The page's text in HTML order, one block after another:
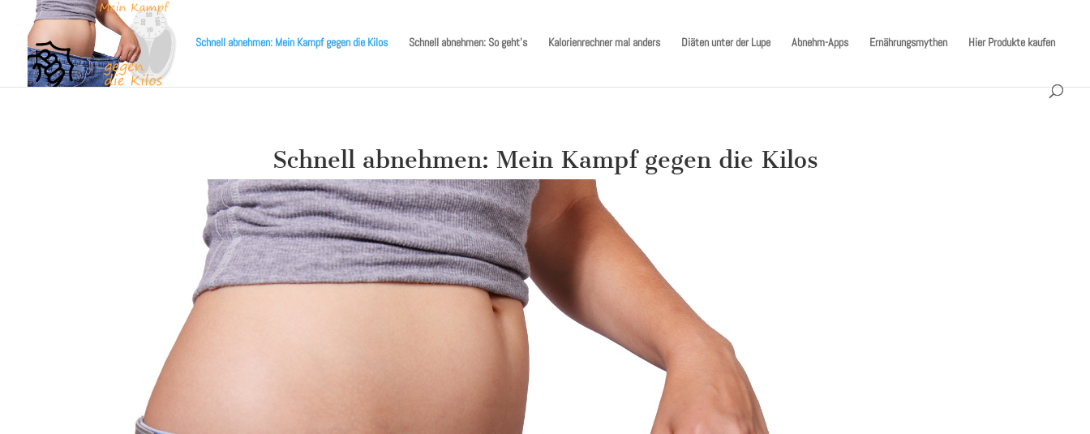
Schnell abnehmen: Mein Kampf gegen die Kilos Schnell abnehmen: So geht’s Kalorienrechner mal anders Diäten unter der Lupe Abnehm-Apps Ernährungsmythen Hier Produkte kaufen
Schnell abnehmen: Mein Kampf gegen die Kilos